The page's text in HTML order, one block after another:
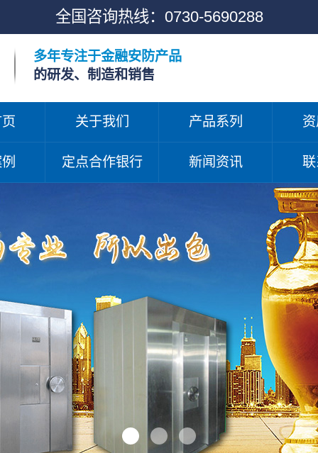
全国咨询热线： 0730-5690288
多年专注于金融安防产品
的研发、制造和销售
关于我们 产品系列
定点合作银行 新闻资讯